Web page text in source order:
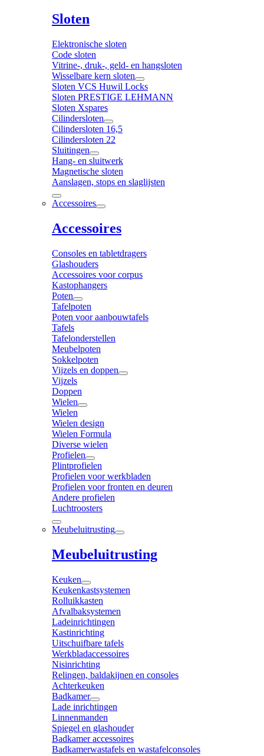
Sloten
Elektronische sloten
Code sloten
Vitrine-, druk-, geld- en hangsloten
Wisselbare kern sloten
Sloten VCS Huwil Locks
Sloten PRESTIGE LEHMANN
Sloten Xspares
Cilindersloten
Cilindersloten 16,5
Cilindersloten 22
Sluitingen
Hang- en sluitwerk
Magnetische sloten
Aanslagen, stops en slaglijsten
Accessoires
Accessoires
Consoles en tabletdragers
Glashouders
Accessoires voor corpus
Kastophangers
Poten
Tafelpoten
Poten voor aanbouwtafels
Tafels
Tafelonderstellen
Meubelpoten
Sokkelpoten
Vijzels en doppen
Vijzels
Doppen
Wielen
Wielen
Wielen design
Wielen Formula
Diverse wielen
Profielen
Plintprofielen
Profielen voor werkbladen
Profielen voor fronten en deuren
Andere profielen
Luchtroosters
Meubeluitrusting
Meubeluitrusting
Keuken
Keukenkastsystemen
Rolluikkasten
Afvalbaksystemen
Ladeinrichtingen
Kastinrichting
Uitschuifbare tafels
Werkbladaccessoires
Nisinrichting
Relingen, baldakijnen en consoles
Achterkeuken
Badkamer
Lade inrichtingen
Linnenmanden
Spiegel en glashouder
Badkamer accessoires
Badkamerwastafels en wastafelconsoles